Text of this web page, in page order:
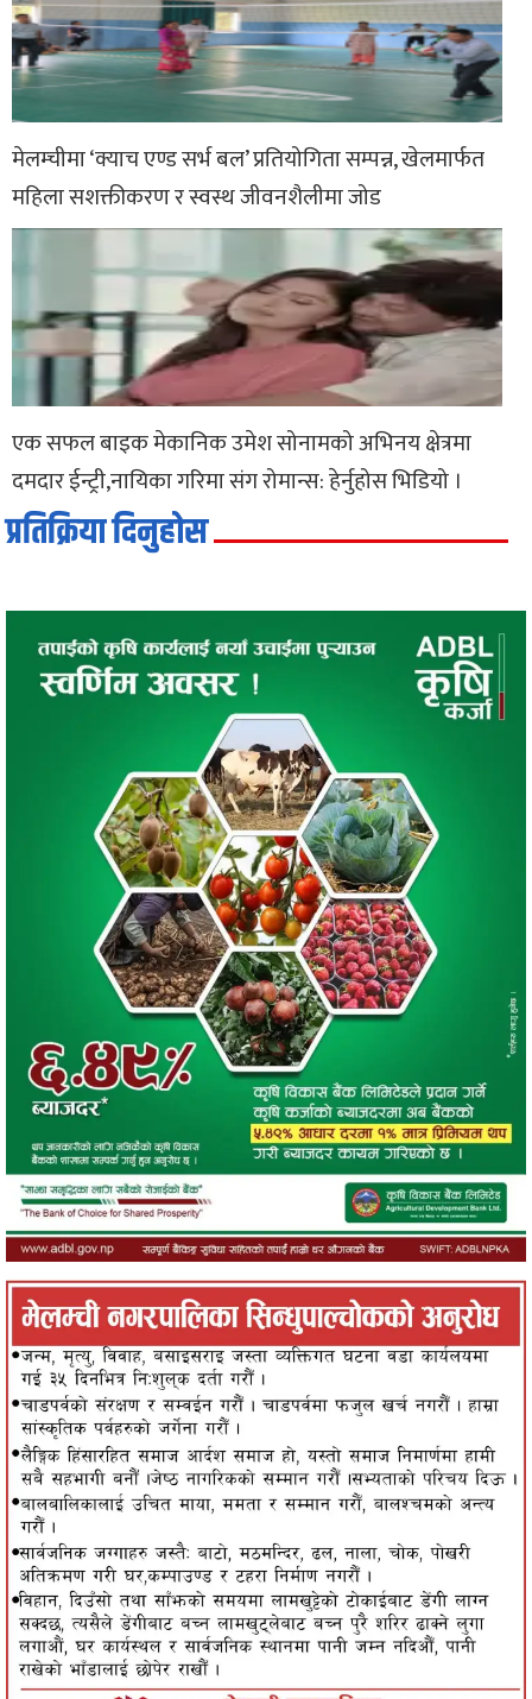
मेलम्चीमा ‘क्याच एण्ड सर्भ बल’ प्रतियोगिता सम्पन्न, खेलमार्फत
महिला सशक्तीकरण र स्वस्थ जीवनशैलीमा जोड
एक सफल बाइक मेकानिक उमेश सोनामको अभिनय क्षेत्रमा
दमदार ईन्ट्री,नायिका गरिमा संग रोमान्स: हेर्नुहोस भिडियो ।
प्रतिक्रिया दिनुहोस